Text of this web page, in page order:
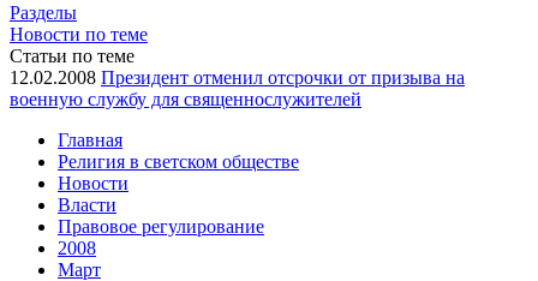
Разделы
Новости по теме
Статьи по теме
12.02.2008 Президент отменил отсрочки от призыва на
военную службу для священнослужителей
Главная
Религия в светском обществе
Новости
Власти
Правовое регулирование
2008
Март